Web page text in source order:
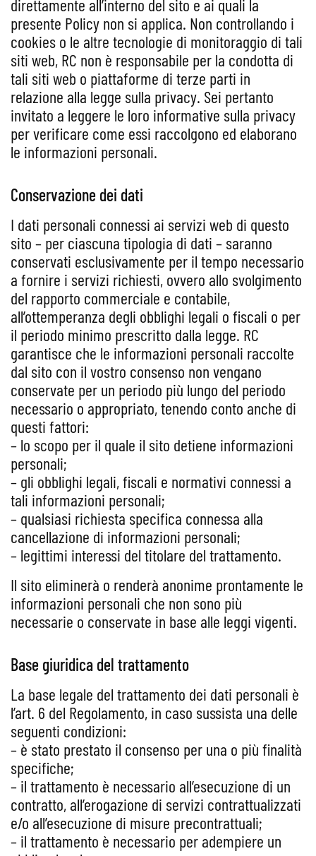
direttamente all’interno del sito e ai quali la
presente Policy non si applica. Non controllando i
cookies o le altre tecnologie di monitoraggio di tali
siti web, RC non è responsabile per la condotta di
tali siti web o piattaforme di terze parti in
relazione alla legge sulla privacy. Sei pertanto
invitato a leggere le loro informative sulla privacy
per verificare come essi raccolgono ed elaborano
le informazioni personali.
Conservazione dei dati
I dati personali connessi ai servizi web di questo
sito – per ciascuna tipologia di dati – saranno
conservati esclusivamente per il tempo necessario
a fornire i servizi richiesti, ovvero allo svolgimento
del rapporto commerciale e contabile,
all’ottemperanza degli obblighi legali o fiscali o per
il periodo minimo prescritto dalla legge. RC
garantisce che le informazioni personali raccolte
dal sito con il vostro consenso non vengano
conservate per un periodo più lungo del periodo
necessario o appropriato, tenendo conto anche di
questi fattori:
– lo scopo per il quale il sito detiene informazioni
personali;
– gli obblighi legali, fiscali e normativi connessi a
tali informazioni personali;
– qualsiasi richiesta specifica connessa alla
cancellazione di informazioni personali;
– legittimi interessi del titolare del trattamento.
Il sito eliminerà o renderà anonime prontamente le
informazioni personali che non sono più
necessarie o conservate in base alle leggi vigenti.
Base giuridica del trattamento
La base legale del trattamento dei dati personali è
l’art. 6 del Regolamento, in caso sussista una delle
seguenti condizioni:
– è stato prestato il consenso per una o più finalità
specifiche;
– il trattamento è necessario all’esecuzione di un
contratto, all’erogazione di servizi contrattualizzati
e/o all’esecuzione di misure precontrattuali;
– il trattamento è necessario per adempiere un